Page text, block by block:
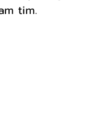
tim.